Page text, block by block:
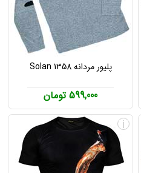
پلیور مردانه Solan 1358
599,000 تومان
i